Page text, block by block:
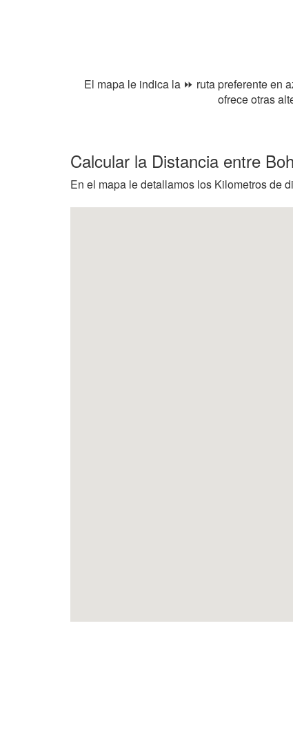
El mapa le indica la ⏩ ruta preferente en
ofrece otras
Calcular la Distancia entre
En el mapa le detallamos los Kilometros de